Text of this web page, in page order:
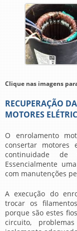
Clique nas imagens
RECUPERAÇÃO
MOTORES
O enrolamento
consertar motores
continuidade
Essencialmente
com manutenções
A execução do
trocar os
porque são estes
circuito,